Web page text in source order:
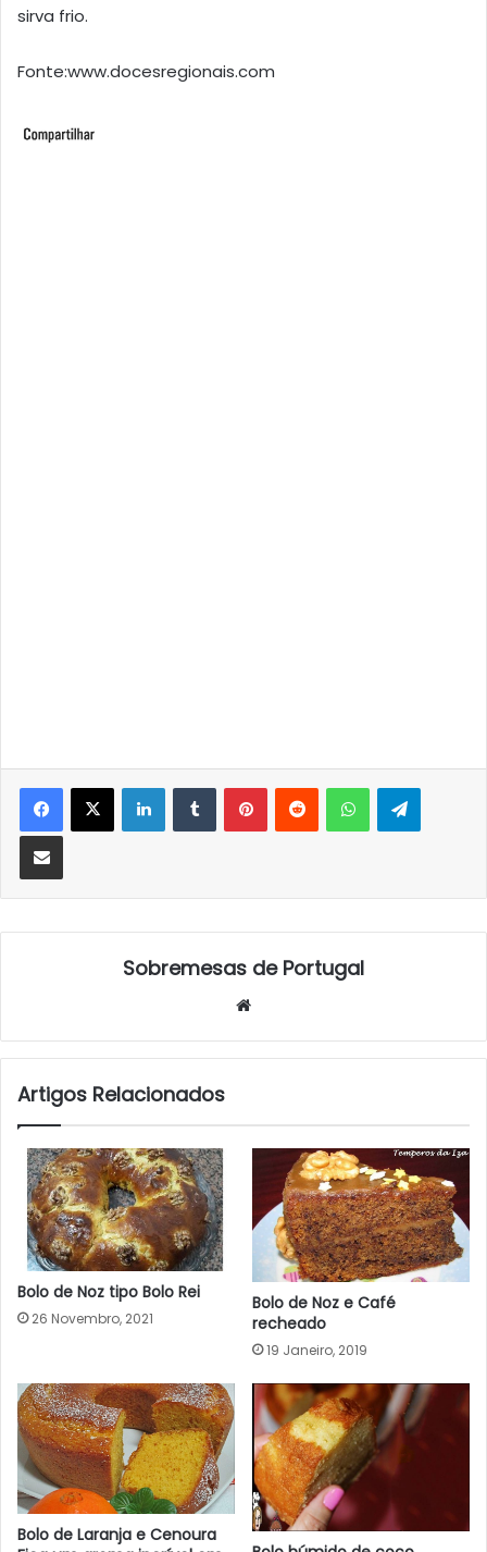
sirva frio.
Fonte:www.docesregionais.com
LinkedInTumblrPinterestReddit WhatsApp
Partilhar Via Email
Sobremesas de Portugal
Artigos Relacionados
Bolo de Noz tipo Bolo Rei
26 Novembro, 2021
Bolo de Noz e Café
recheado
19 Janeiro, 2019
Bolo de Laranja e Cenoura